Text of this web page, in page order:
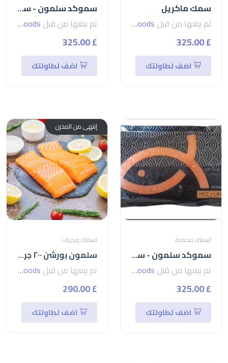
سمك ماكريل
تم بيعها من قبل seven foods
£ 325.00
اضف لطاولتك
سموكد سلمون - سلمون مدخن 200 جرام
تم بيعها من قبل seven foods
£ 325.00
اضف لطاولتك
اسماك مجمدة
سموكد سلمون - سلمون مدخن 200 جرام smoked salmon
تم بيعها من قبل seven foods
£ 325.00
اضف لطاولتك
إنتهى من المخزن
اسماك وبحريات
سلمون بورشن ٢٠٠ جرامsalmon
تم بيعها من قبل seven foods
£ 290.00
اضف لطاولتك